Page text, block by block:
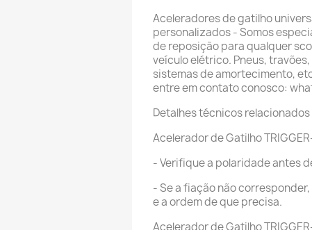
Aceleradores de gatilho
personalizados - Somos
de reposição para qualquer
veículo elétrico. Pneus,
sistemas de amortecimento,
entre em contato conosco:
Detalhes técnicos relacionados
Acelerador de Gatilho
- Verifique a polaridade antes
- Se a fiação não
e a ordem de que precisa.
Acelerador de Gatilho